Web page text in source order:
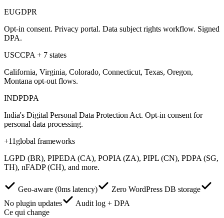
EUGDPR
Opt-in consent. Privacy portal. Data subject rights workflow. Signed
DPA.
USCCPA + 7 states
California, Virginia, Colorado, Connecticut, Texas, Oregon,
Montana opt-out flows.
INDPDPA
India's Digital Personal Data Protection Act. Opt-in consent for
personal data processing.
+11 global frameworks
LGPD (BR), PIPEDA (CA), POPIA (ZA), PIPL (CN), PDPA (SG,
TH), nFADP (CH), and more.
Geo-aware (0ms latency)
Zero WordPress DB storage
No plugin updates
Audit log + DPA
Ce qui change